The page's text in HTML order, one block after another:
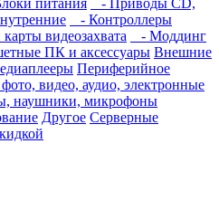
питания
- Приводы CD,
- Контроллеры
видеозахвата
- Моддинг
ПК и аксессуары Внешние
Периферийное
видео, аудио, электронные
наушники, микрофоны
Другое Серверные